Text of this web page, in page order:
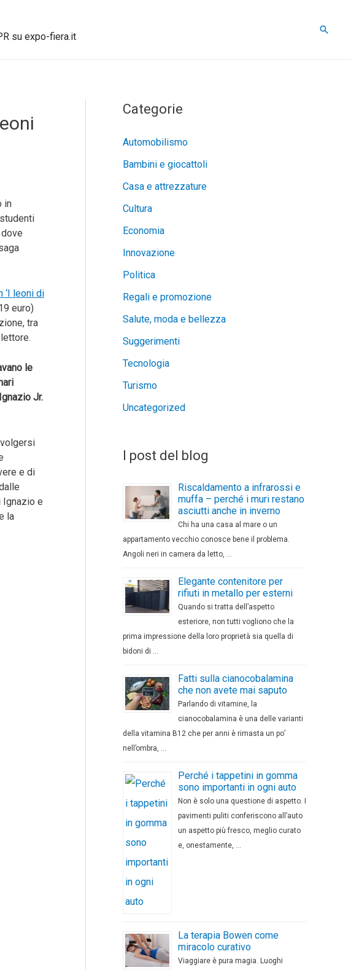
su expo-fiera.it
Cerca
in
‘I leoni di
euro)
tra
le
Jr.
e di
Ignazio e
la
Categorie
Automobilismo
Bambini e giocattoli
Casa e attrezzature
Cultura
Economia
Innovazione
Politica
Regali e promozione
Salute, moda e bellezza
Suggerimenti
Tecnologia
Turismo
Uncategorized
I post del blog
Riscaldamento a infrarossi e
muffa – perché i muri restano
asciutti anche in inverno
Chi ha una casa al mare o un
appartamento vecchio conosce bene il problema.
Angoli neri in camera da letto, …
Elegante contenitore per
rifiuti in metallo per esterni
Quando si tratta dell’aspetto
esteriore, non tutti vogliono che la
prima impressione della loro proprietà sia quella di
bidoni di …
Fatti sulla cianocobalamina
che non avete mai saputo
Parlando di vitamine, la
cianocobalamina è una delle varianti
della vitamina B12 che per anni è rimasta un po’
nell’ombra, …
Perché i tappetini in gomma
sono importanti in ogni auto
Non è solo una questione di aspetto. I
pavimenti puliti conferiscono all’auto
un aspetto più fresco, meglio curato
e, onestamente, …
La terapia Bowen come
miracolo curativo
Viaggiare è pura magia. Luoghi